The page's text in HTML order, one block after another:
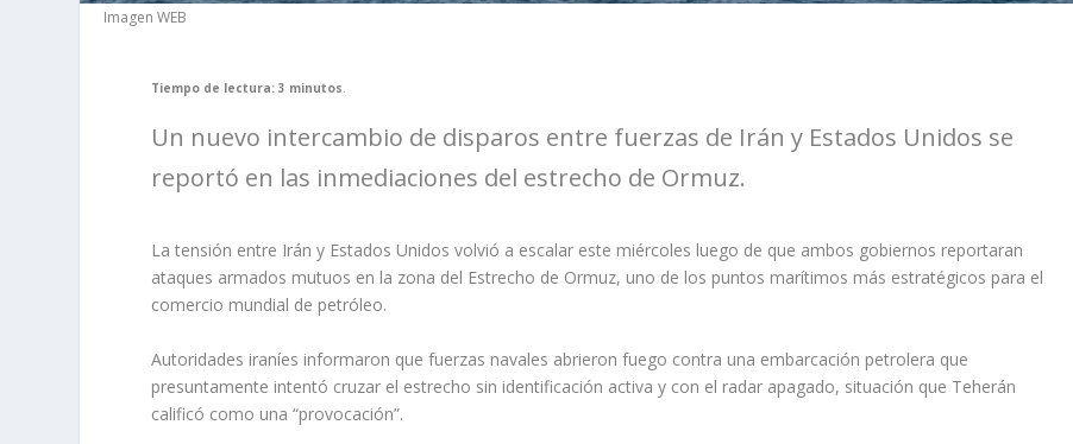
Imagen WEB
Tiempo de lectura: 3 minutos.
Un nuevo intercambio de disparos entre fuerzas de Irán y Estados Unidos se
reportó en las inmediaciones del estrecho de Ormuz.
La tensión entre Irán y Estados Unidos volvió a escalar este miércoles luego de que ambos gobiernos reportaran
ataques armados mutuos en la zona del Estrecho de Ormuz, uno de los puntos marítimos más estratégicos para el
comercio mundial de petróleo.
Autoridades iraníes informaron que fuerzas navales abrieron fuego contra una embarcación petrolera que
presuntamente intentó cruzar el estrecho sin identificación activa y con el radar apagado, situación que Teherán
calificó como una “provocación”.